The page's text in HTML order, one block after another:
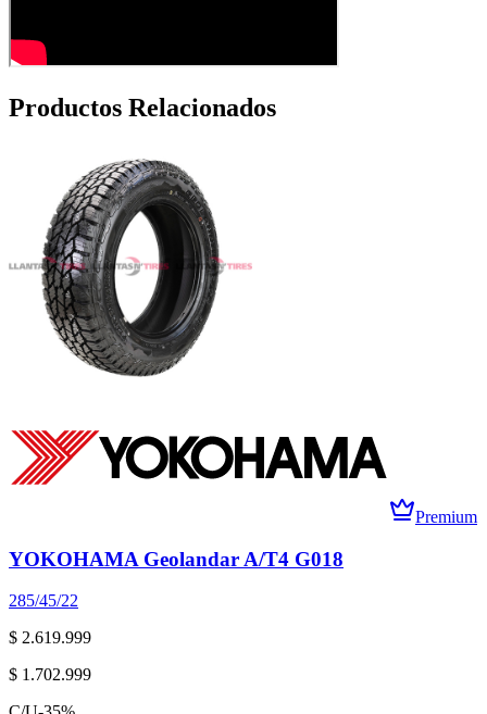
Productos Relacionados
Premium
YOKOHAMA Geolandar A/T4 G018
285/45/22
$ 2.619.999
$ 1.702.999